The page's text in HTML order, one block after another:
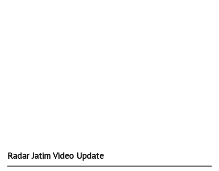
Radar Jatim Video Update